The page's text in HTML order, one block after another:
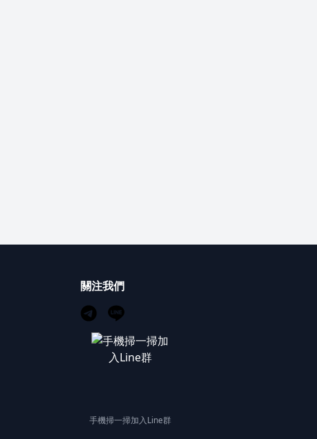
關注我們
手機掃一掃加入Line群